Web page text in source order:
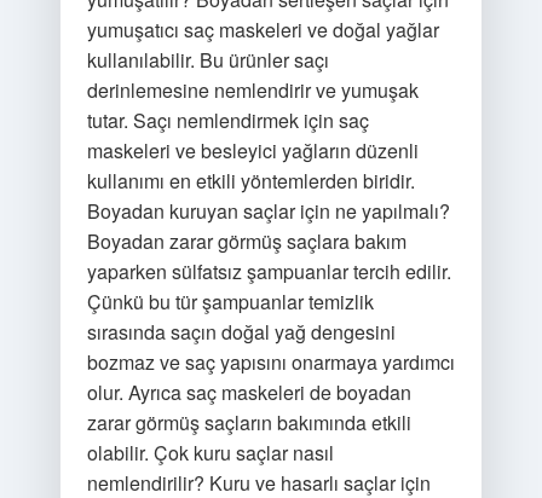
yumuşatıcı saç maskeleri ve doğal yağlar
kullanılabilir. Bu ürünler saçı
derinlemesine nemlendirir ve yumuşak
tutar. Saçı nemlendirmek için saç
maskeleri ve besleyici yağların düzenli
kullanımı en etkili yöntemlerden biridir.
Boyadan kuruyan saçlar için ne yapılmalı?
Boyadan zarar görmüş saçlara bakım
yaparken sülfatsız şampuanlar tercih edilir.
Çünkü bu tür şampuanlar temizlik
sırasında saçın doğal yağ dengesini
bozmaz ve saç yapısını onarmaya yardımcı
olur. Ayrıca saç maskeleri de boyadan
zarar görmüş saçların bakımında etkili
olabilir. Çok kuru saçlar nasıl
nemlendirilir? Kuru ve hasarlı saçlar için